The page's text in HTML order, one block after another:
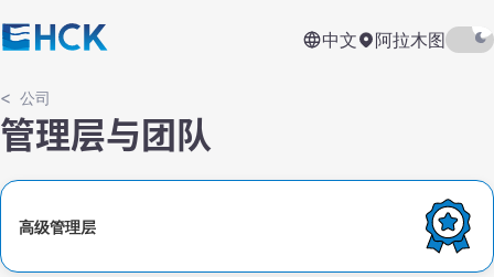
中文 阿拉木图
公司
管理层与团队
高级管理层